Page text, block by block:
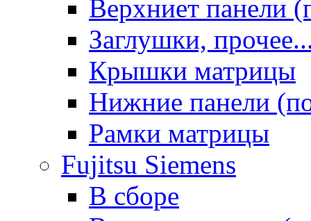
Верхниет панели
Заглушки,
Крышки матрицы
Нижние панели
Рамки матрицы
Fujitsu Siemens
В сборе